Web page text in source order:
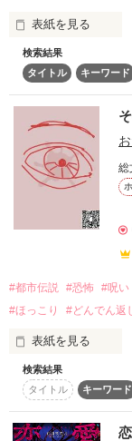
彼を守るために奮
嬢なんですか？
結末の決まって
『小説世界に転生
2020/07/29　更新
2020/09/15　完結
表紙を見る
冷酷非道な陛下 ×
ーーーーーーーー
お互いにかかった
呪いの効果で相思
真実の愛に目覚め
ーーーーーーー
陛下は聖女を溺愛
……全ては呪いのせ
検索結果
タイトル
キーワード
総
#都市伝説 #恐怖 #呪い
#ほっこり
#どんでん返
表紙を見る
「謎」この言葉い
癖になる
検索結果
タイトル
キーワード